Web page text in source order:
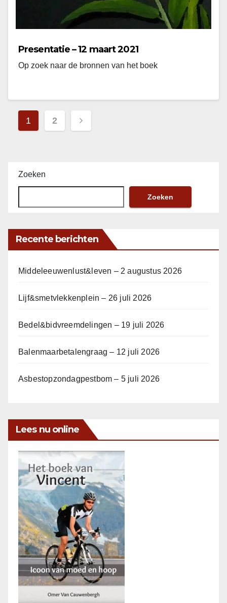
Presentatie – 12 maart 2021
Op zoek naar de bronnen van het boek
Berichten
paginering
1 2
Zoeken
Zoeken
Recente berichten
Middeleeuwenlust&leven – 2 augustus 2026
Lijf&smetvlekkenplein – 26 juli 2026
Bedel&bidvreemdelingen – 19 juli 2026
Balenmaarbetalengraag – 12 juli 2026
Asbestopzondagpestbom – 5 juli 2026
Lees nu online